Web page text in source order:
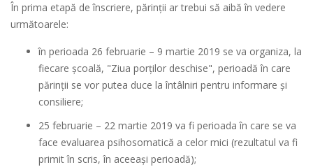
În prima etapă de înscriere, părinții ar trebui să aibă în vedere
următoarele:
în perioada 26 februarie – 9 martie 2019 se va organiza, la
fiecare școală, "Ziua porților deschise", perioadă în care
părinții se vor putea duce la întâlniri pentru informare și
consiliere;
25 februarie – 22 martie 2019 va fi perioada în care se va
face evaluarea psihosomatică a celor mici (rezultatul va fi
primit în scris, în aceeași perioadă);